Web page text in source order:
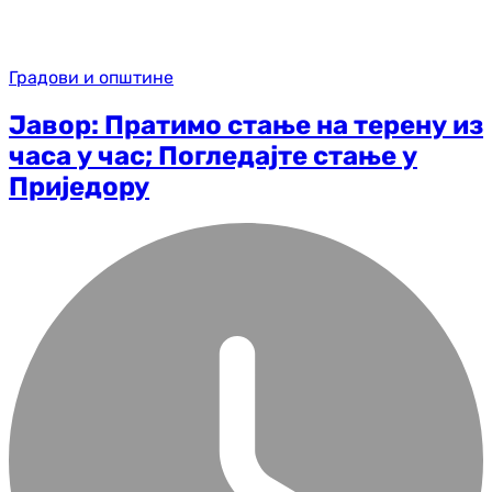
Градови и општине
Јавор: Пратимо стање на терену из
часа у час; Погледајте стање у
Приједору